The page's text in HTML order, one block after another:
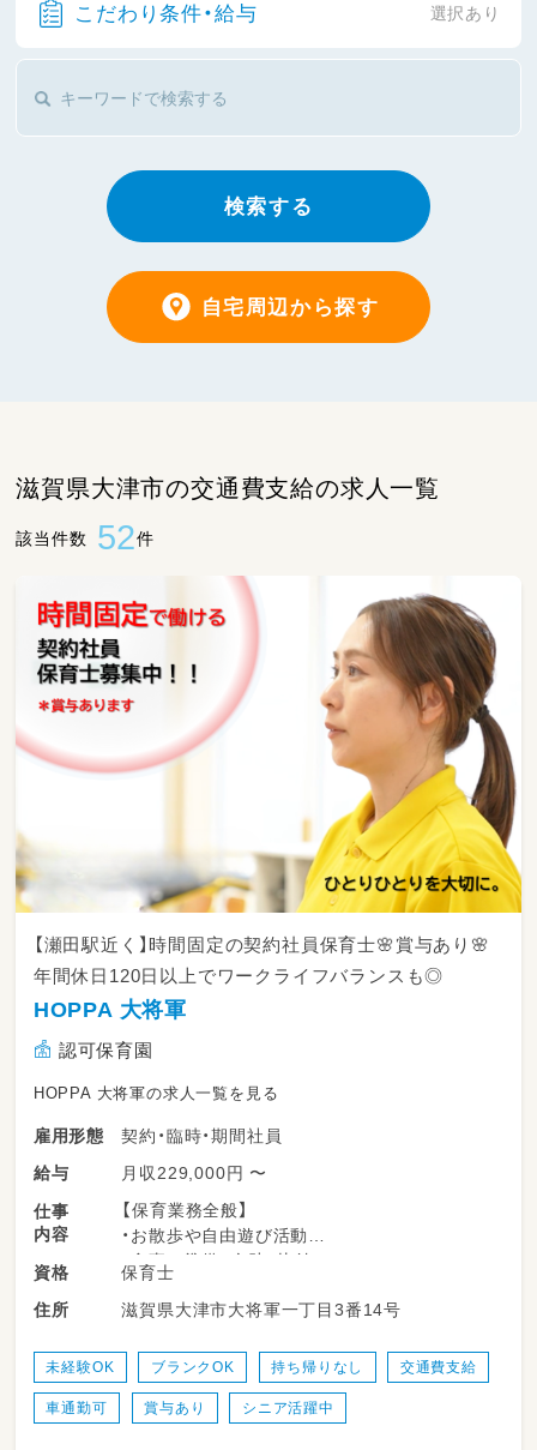
こだわり条件・給与 選択あり
検索する
自宅周辺から探す
滋賀県大津市の交通費支給の求人一覧
該当件数 52件
【瀬田駅近く】時間固定の契約社員保育士🌸賞与あり🌸
年間休日120日以上でワークライフバランスも◎
HOPPA 大将軍
認可保育園
HOPPA 大将軍の求人一覧を見る
雇用形態
契約・臨時・期間社員
給与
月収229,000円 〜
仕事
内容
【保育業務全般】
・お散歩や自由遊び活動
・食事の準備、介助、片付け
・排泄介助、着替えの援助
・園の開園準備、お迎え
・記録や立案保育計画の作成（年間の指導計画、
月々の計画案、週案の作成）など
資格
保育士
住所
滋賀県大津市大将軍一丁目3番14号
未経験OK ブランクOK 持ち帰りなし 交通費支給
車通勤可 賞与あり シニア活躍中